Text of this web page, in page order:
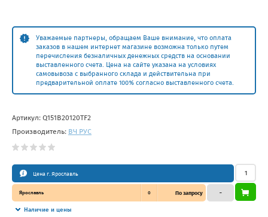
Уважаемые партнеры, обращаем Ваше внимание, что оплата
заказов в нашем интернет магазине возможна только путем
перечисления безналичных денежных средств на основании
выставленного счета. Цена на сайте указана на условиях
самовывоза с выбранного склада и действительна при
предварительной оплате 100% согласно выставленного счета.
Артикул: Q151B20120TF2
Производитель: ВЧ РУС
Цена г. Ярославль
Ярославль 0 По запросу
Наличие и цены
–